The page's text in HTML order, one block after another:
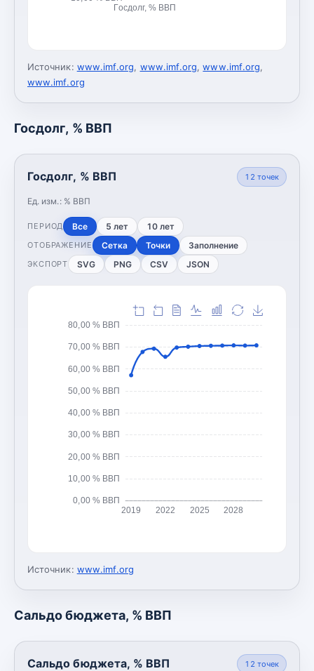
Госдолг, % ВВП
Источник: www.imf.org, www.imf.org,www.imf.org,
www.imf.org
Госдолг, % ВВП
Госдолг, % ВВП
Ед. изм.: % ВВП
12 точек
ПЕРИОД Все 5 лет 10 лет
ОТОБРАЖЕНИЕ Сетка Точки Заполнение
ЭКСПОРТ SVG PNG CSV JSON
0,00 % ВВП
10,00 % ВВП
20,00 % ВВП
30,00 % ВВП
40,00 % ВВП
50,00 % ВВП
60,00 % ВВП
70,00 % ВВП
80,00 % ВВП
2019 2022 2025 2028
Источник: www.imf.org
Сальдо бюджета, % ВВП
Сальдо бюджета, % ВВП 12 точек